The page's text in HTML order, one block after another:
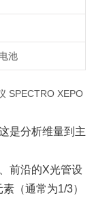
池
SPECTRO XEPO
是分析维量到主
前沿的X光管设
（通常为1/3）